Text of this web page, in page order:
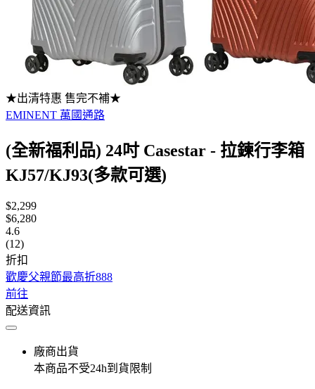
★出清特惠 售完不補★
EMINENT 萬國通路
(全新福利品) 24吋 Casestar - 拉鍊行李箱
KJ57/KJ93(多款可選)
$2,299
$6,280
4.6
(12)
折扣
歡慶父親節最高折888
前往
配送資訊
廠商出貨
本商品不受24h到貨限制